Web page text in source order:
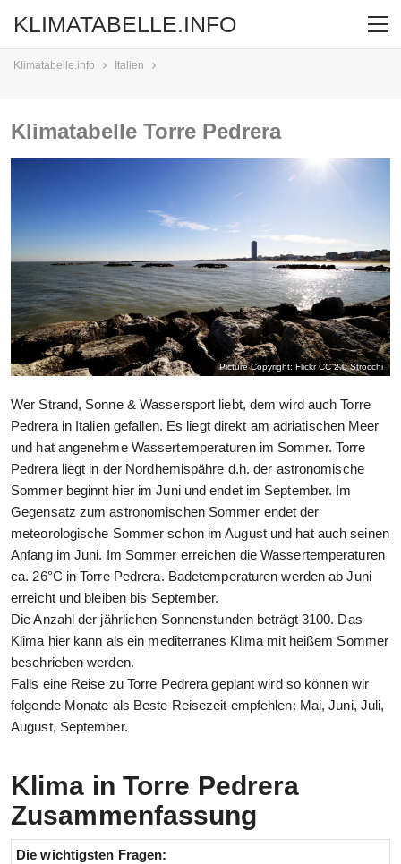
KLIMATABELLE.INFO
Klimatabelle.info Italien
Klimatabelle Torre Pedrera
Picture Copyright: Flickr CC 2.0Strocchi
Wer Strand, Sonne & Wassersport liebt, dem wird auch Torre
Pedrera in Italien gefallen. Es liegt direkt am adriatischen Meer
und hat angenehme Wassertemperaturen im Sommer. Torre
Pedrera liegt in der Nordhemispähre d.h. der astronomische
Sommer beginnt hier im Juni und endet im September. Im
Gegensatz zum astronomischen Sommer endet der
meteorologische Sommer schon im August und hat auch seinen
Anfang im Juni. Im Sommer erreichen die Wassertemperaturen
ca. 26°C in Torre Pedrera. Badetemperaturen werden ab Juni
erreicht und bleiben bis September.
Die Anzahl der jährlichen Sonnenstunden beträgt 3100. Das
Klima hier kann als ein mediterranes Klima mit heißem Sommer
beschrieben werden.
Falls eine Reise zu Torre Pedrera geplant wird so können wir
folgende Monate als Beste Reisezeit empfehlen: Mai, Juni, Juli,
August, September.
Klima in Torre Pedrera
Zusammenfassung
Die wichtigsten Fragen: